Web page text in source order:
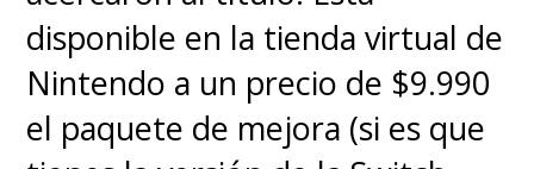
y sumarse a su tripulación.
Entre los Sombrero de Paja,
los que mejor están en
capturar el espíritu de sus
disponible en la tienda virtual de
Nintendo a un precio de $9.990
el paquete de mejora (si es que